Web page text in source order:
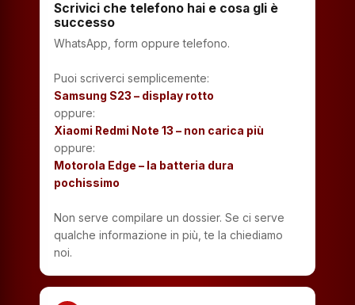
Scrivici che telefono hai e cosa gli è
successo
WhatsApp, form oppure telefono.
Puoi scriverci semplicemente:
Samsung S23 – display rotto
oppure:
Xiaomi Redmi Note 13 – non carica più
oppure:
Motorola Edge – la batteria dura
pochissimo
Non serve compilare un dossier. Se ci serve
qualche informazione in più, te la chiediamo
noi.